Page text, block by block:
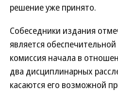
решение уже принято.
Собеседники издания
является
комиссия начала в
два дисциплинарных
касаются его возможной